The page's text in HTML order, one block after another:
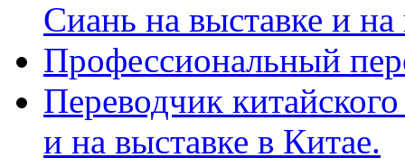
Сиань на выставке и
Профессиональный
Переводчик
и на выставке в Китае.